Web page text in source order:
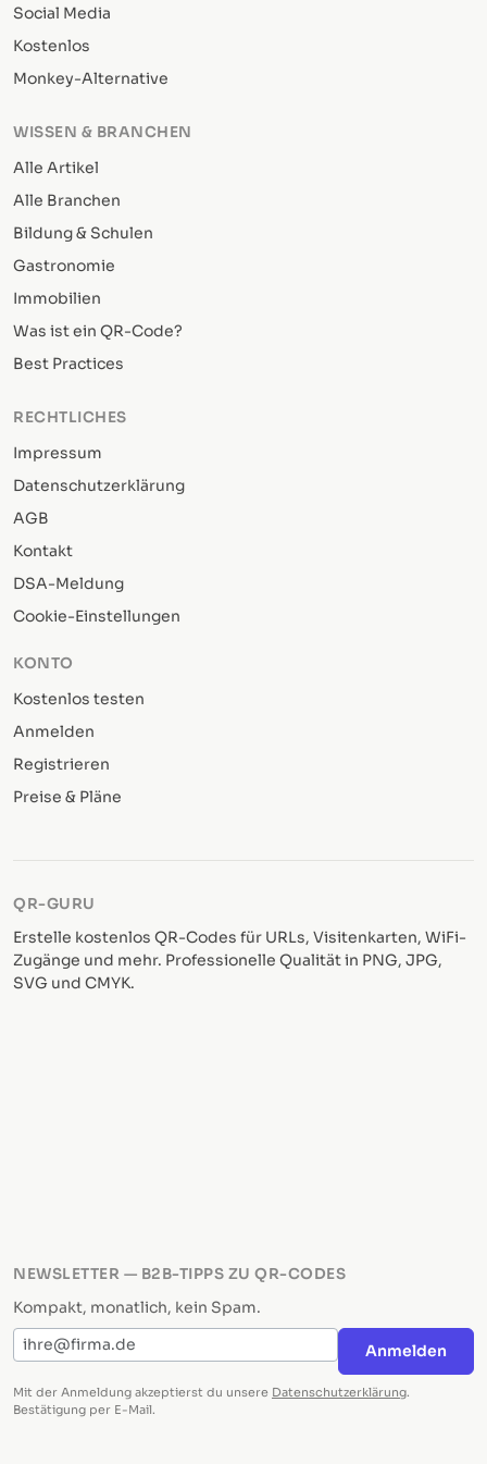
Social Media
Kostenlos
Monkey-Alternative
WISSEN & BRANCHEN
Alle Artikel
Alle Branchen
Bildung & Schulen
Gastronomie
Immobilien
Was ist ein QR-Code?
Best Practices
RECHTLICHES
Impressum
Datenschutzerklärung
AGB
Kontakt
DSA-Meldung
Cookie-Einstellungen
KONTO
Kostenlos testen
Anmelden
Registrieren
Preise & Pläne
QR-GURU
Erstelle kostenlos QR-Codes für URLs, Visitenkarten, WiFi-
Zugänge und mehr. Professionelle Qualität in PNG, JPG,
SVG und CMYK.
NEWSLETTER — B2B-TIPPS ZU QR-CODES
Kompakt, monatlich, kein Spam.
E-Mail-Adresse
Anmelden
Mit der Anmeldung akzeptierst du unsere Datenschutzerklärung.
Bestätigung per E-Mail.